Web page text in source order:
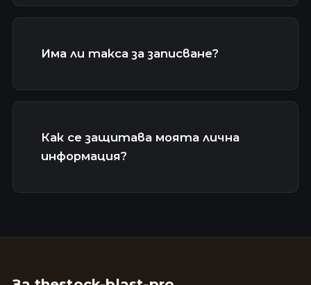
Има ли такса за записване?
Как се защитава моята лична
информация?